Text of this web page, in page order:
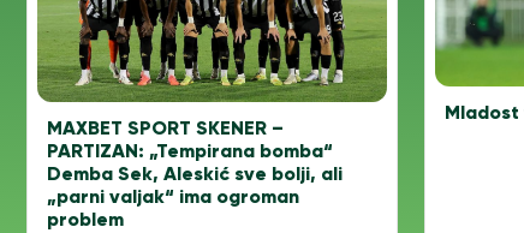
MAXBET SPORT SKENER –
PARTIZAN: „Tempirana bomba“
Demba Sek, Aleskić sve bolji, ali
„parni valjak“ ima ogroman
problem